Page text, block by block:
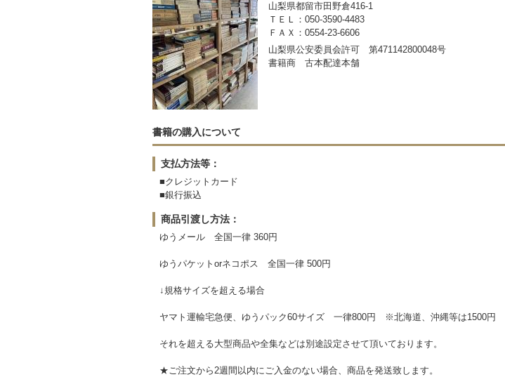
山梨県都留市田野倉416-1
ＴＥＬ：050-3590-4483
ＦＡＸ：0554-23-6606
山梨県公安委員会許可 第471142800048号
書籍商 古本配達本舗
書籍の購入について
支払方法等：
■クレジットカード
■銀行振込
商品引渡し方法：
ゆうメール 全国一律 360円
ゆうパケットorネコポス 全国一律 500円
↓規格サイズを超える場合
ヤマト運輸宅急便、ゆうパック60サイズ 一律800円 ※北海道、沖縄等は1500円
それを超える大型商品や全集などは別途設定させて頂いております。
★ご注文から2週間以内にご入金のない場合、商品を発送致します。